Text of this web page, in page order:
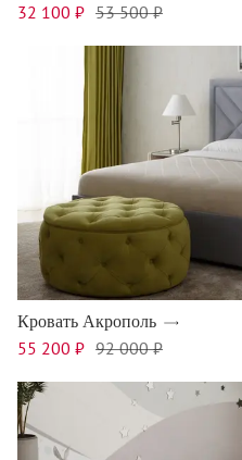
32 100 ₽ 53 500 ₽
Кровать Акрополь
55 200 ₽ 92 000 ₽